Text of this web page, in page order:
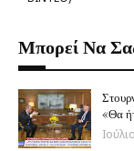
Μπορεί Να
«Θα